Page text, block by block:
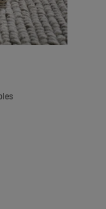
quantité